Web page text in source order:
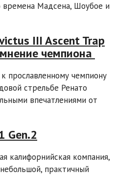
времена Мадсена, Шоубое и
III Ascent Trap
чемпиона
прославленному чемпиону
стрельбе Ренато
впечатлениями от
Gen.2
калифорнийская компания,
практичный